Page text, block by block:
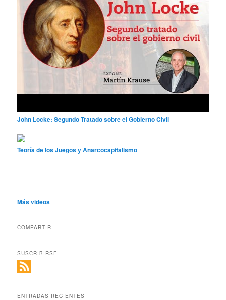
John Locke: Segundo Tratado sobre el Gobierno Civil
Teoría de los Juegos y Anarcocapitalismo
Más videos
COMPARTIR
SUSCRIBIRSE
ENTRADAS RECIENTES